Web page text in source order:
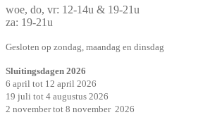
woe, do, vr: 12-14u & 19-21u
za: 19-21u
Gesloten op zondag, maandag en dinsdag
Sluitingsdagen 2026
6 april tot 12 april 2026
19 juli tot 4 augustus 2026
2 november tot 8 november 2026